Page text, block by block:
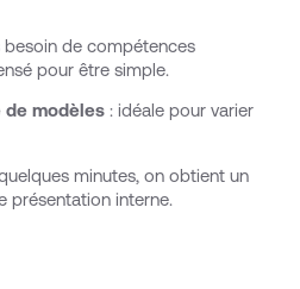
de compétences
pour être simple.
de modèles: idéale pour varier
minutes, on obtient un
présentation interne.